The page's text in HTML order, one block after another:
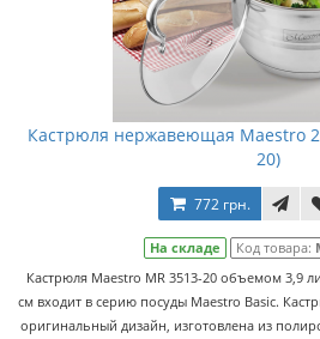
Кастрюля нержавеющая Maestro
20)
772 грн.
На складе Код товара:
Кастрюля Maestro MR 3513-20 объемом 3,9
см входит в серию посуды Maestro Basic.
оригинальный дизайн, изготовлена из